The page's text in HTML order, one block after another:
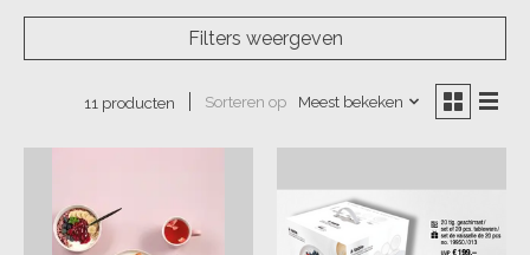
Filters weergeven
11 producten Sorteren op Meest bekeken